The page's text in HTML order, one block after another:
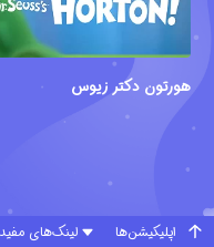
هورتون دکتر زیوس
اپلیکیشن‌ها لینک‌های مفید